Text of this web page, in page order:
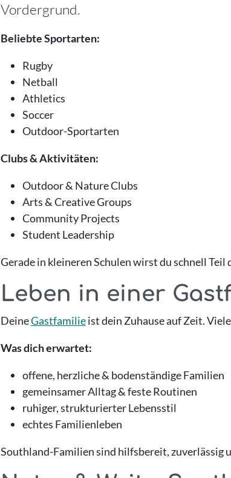
Vordergrund.
Beliebte Sportarten:
Rugby
Netball
Athletics
Soccer
Outdoor-Sportarten
Clubs & Aktivitäten:
Outdoor & Nature Clubs
Arts & Creative Groups
Community Projects
Student Leadership
Gerade in kleineren Schulen wirst du schnell Teil
Leben in einer
DeineGastfamilieist dein Zuhause auf Zeit.
Was dich erwartet:
offene, herzliche & bodenständige Familien
gemeinsamer Alltag & feste Routinen
ruhiger, strukturierter Lebensstil
echtes Familienleben
Southland-Familien sind hilfsbereit, zuverlässig